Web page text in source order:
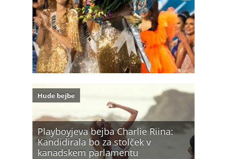
Playboyjeva bejba Charlie Riina:
Kandidirala bo za stolček v
kanadskem parlamentu
Hude bejbe